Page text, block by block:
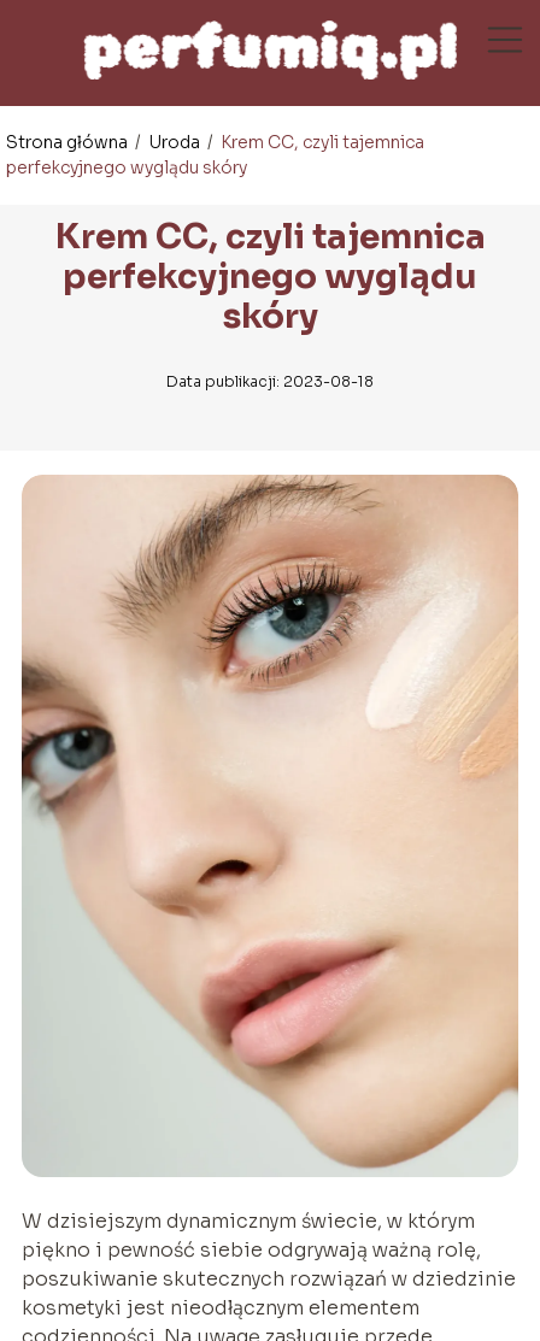
Strona główna / Uroda / Krem CC, czyli tajemnica
perfekcyjnego wyglądu skóry
Krem CC, czyli tajemnica
perfekcyjnego wyglądu
skóry
Data publikacji: 2023-08-18
W dzisiejszym dynamicznym świecie, w którym
piękno i pewność siebie odgrywają ważną rolę,
poszukiwanie skutecznych rozwiązań w dziedzinie
kosmetyki jest nieodłącznym elementem